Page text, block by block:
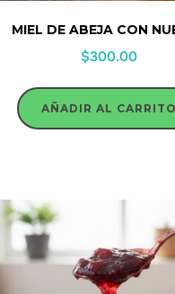
MIEL DE ABEJA CON
$300.00
AÑADIR AL CARRITO